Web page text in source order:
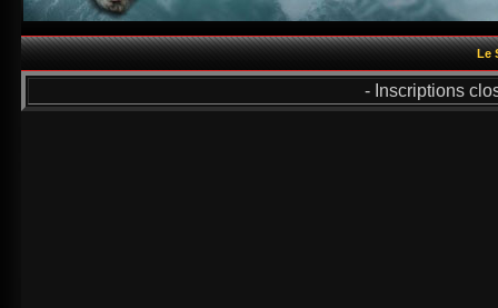
Le
- Inscriptions